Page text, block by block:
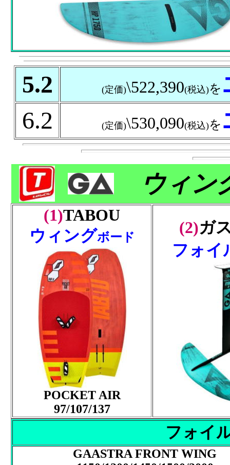
5.2 (定価)\522,390(税込)を
6.2
(定価)\530,090(税込)を
ウィン
(1)TABOU
ウィングボード
POCKET AIR
97/107/137
(2)ガ
フォイ
フォイ
GAASTRA FRONT WING